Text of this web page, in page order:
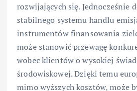
rozwijających się. Jednocześnie
stabilnego systemu handlu
instrumentów finansowania
może stanowić przewagę
wobec klientów o wysokiej
środowiskowej. Dzięki temu
mimo wyższych kosztów, może